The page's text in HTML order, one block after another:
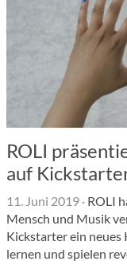
ROLI
auf
11. Juni 2019 · ROLI
Mensch und Musik
Kickstarter ein neues
lernen und spielen